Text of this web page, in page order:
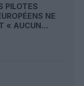
PILOTES
NE
« AUCUN...